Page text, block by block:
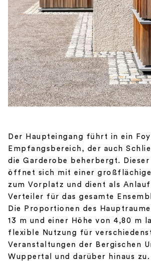
Der Haupteingang führt in ein
Empfangsbereich, der auch
die Garderobe beherbergt. Dieser
öffnet sich mit einer
zum Vorplatz und dient als
Verteiler für das gesamte
Die Proportionen des
13 m und einer Höhe von 4,80 m
flexible Nutzung für
Veranstaltungen der Bergischen
Wuppertal und darüber hinaus